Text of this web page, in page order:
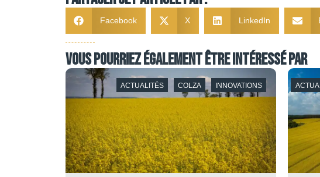
Facebook X LinkedIn
Vous pourriez également être intéressé par
ACTUALITÉS COLZA INNOVATIONS